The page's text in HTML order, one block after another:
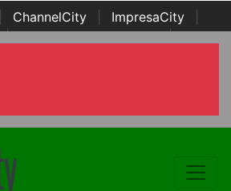
ChannelCity ImpresaCity
| Italian Channel Awards | Italian